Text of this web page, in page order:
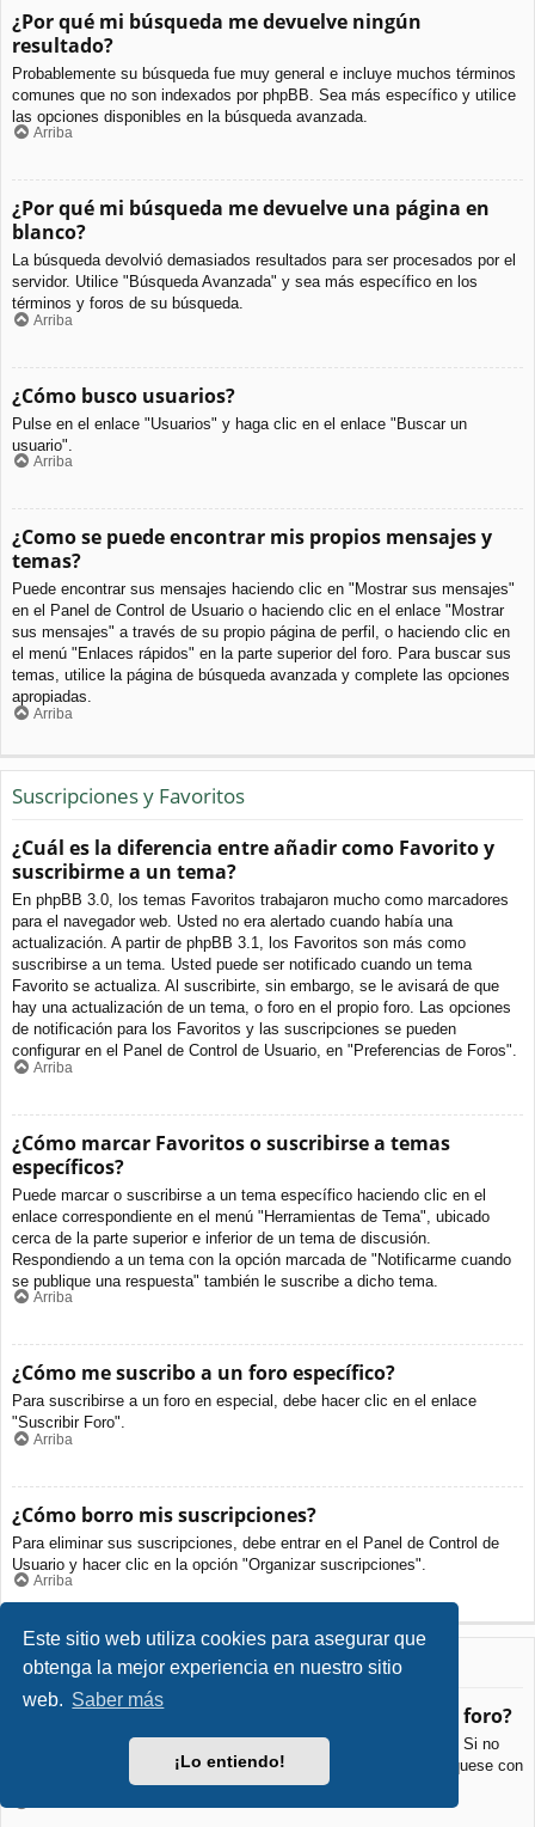
Este sitio web utiliza cookies para asegurar que
obtenga la mejor experiencia en nuestro sitio
web. Saber más
¡Lo entiendo!
¿Por qué mi búsqueda me devuelve ningún
resultado?
Probablemente su búsqueda fue muy general e incluye muchos términos
comunes que no son indexados por phpBB. Sea más específico y utilice
las opciones disponibles en la búsqueda avanzada.
Arriba
¿Por qué mi búsqueda me devuelve una página en
blanco?
La búsqueda devolvió demasiados resultados para ser procesados por el
servidor. Utilice "Búsqueda Avanzada" y sea más específico en los
términos y foros de su búsqueda.
Arriba
¿Cómo busco usuarios?
Pulse en el enlace "Usuarios" y haga clic en el enlace "Buscar un
usuario".
Arriba
¿Como se puede encontrar mis propios mensajes y
temas?
Puede encontrar sus mensajes haciendo clic en "Mostrar sus mensajes"
en el Panel de Control de Usuario o haciendo clic en el enlace "Mostrar
sus mensajes" a través de su propio página de perfil, o haciendo clic en
el menú "Enlaces rápidos" en la parte superior del foro. Para buscar sus
temas, utilice la página de búsqueda avanzada y complete las opciones
apropiadas.
Arriba
Suscripciones y Favoritos
¿Cuál es la diferencia entre añadir como Favorito y
suscribirme a un tema?
En phpBB 3.0, los temas Favoritos trabajaron mucho como marcadores
para el navegador web. Usted no era alertado cuando había una
actualización. A partir de phpBB 3.1, los Favoritos son más como
suscribirse a un tema. Usted puede ser notificado cuando un tema
Favorito se actualiza. Al suscribirte, sin embargo, se le avisará de que
hay una actualización de un tema, o foro en el propio foro. Las opciones
de notificación para los Favoritos y las suscripciones se pueden
configurar en el Panel de Control de Usuario, en "Preferencias de Foros".
Arriba
¿Cómo marcar Favoritos o suscribirse a temas
específicos?
Puede marcar o suscribirse a un tema específico haciendo clic en el
enlace correspondiente en el menú "Herramientas de Tema", ubicado
cerca de la parte superior e inferior de un tema de discusión.
Respondiendo a un tema con la opción marcada de "Notificarme cuando
se publique una respuesta" también le suscribe a dicho tema.
Arriba
¿Cómo me suscribo a un foro específico?
Para suscribirse a un foro en especial, debe hacer clic en el enlace
"Suscribir Foro".
Arriba
¿Cómo borro mis suscripciones?
Para eliminar sus suscripciones, debe entrar en el Panel de Control de
Usuario y hacer clic en la opción "Organizar suscripciones".
Arriba
Archivos Adjuntos
¿Qué archivos adjuntos son permitidos en este foro?
Cada foro puede permitir o no ciertos tipos de archivos adjuntos. Si no
está seguro de que tipos de archivos se pueden cargar, comuníquese con
La Administración para obtener más información.